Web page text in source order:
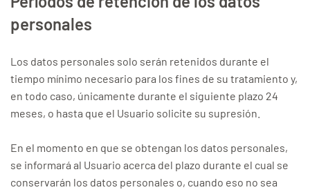
personales
Los datos personales solo serán retenidos durante el
tiempo mínimo necesario para los fines de su tratamiento y,
en todo caso, únicamente durante el siguiente plazo 24
meses, o hasta que el Usuario solicite su supresión.
En el momento en que se obtengan los datos personales,
se informará al Usuario acerca del plazo durante el cual se
conservarán los datos personales o, cuando eso no sea